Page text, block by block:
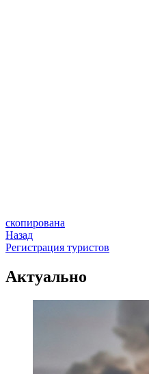
скопирована
Назад
Регистрация туристов
Актуально